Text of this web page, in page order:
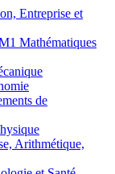
Entreprise et
Mathématiques
de
Arithmétique,